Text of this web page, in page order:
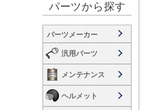
パーツから探す
汎用パーツ
メンテナンス
ヘルメット